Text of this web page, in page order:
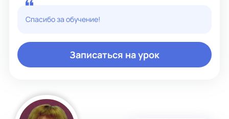
Учеба может быть в удовольствие, если выбрать в
учителя увлеченного человека!
Спасибо за обучение!
Записаться на урок